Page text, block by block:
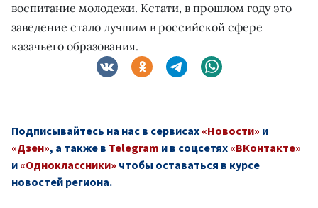
воспитание молодежи. Кстати, в прошлом году это
заведение стало лучшим в российской сфере
казачьего образования.
Подписывайтесь на нас в сервисах «Новости» и
«Дзен», а также в Telegram и в соцсетях «ВКонтакте»
и «Одноклассники» чтобы оставаться в курсе
новостей региона.